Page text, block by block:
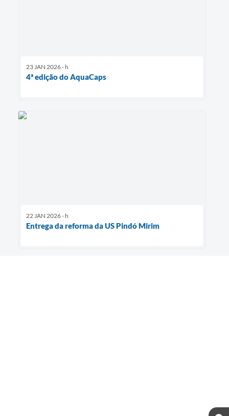
23 JAN 2026 - h
4ª edição do AquaCaps
22 JAN 2026 - h
Entrega da reforma da US Pindó Mirim